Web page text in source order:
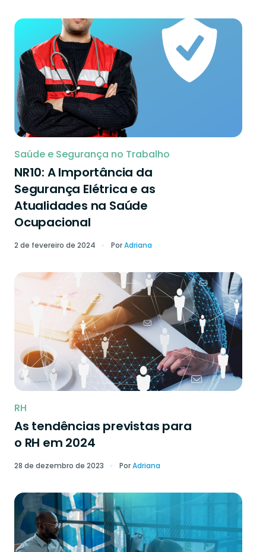
Saúde e Segurança no Trabalho
NR10: A Importância da
Segurança Elétrica e as
Atualidades na Saúde
Ocupacional
2 de fevereiro de 2024 PorAdriana
RH
As tendências previstas para
o RH em 2024
28 de dezembro de 2023 PorAdriana